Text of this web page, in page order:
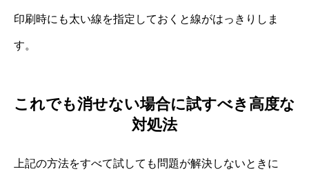
印刷時にも太い線を指定しておくと線がはっきりしま
す。
これでも消せない場合に試すべき高度な
対処法
上記の方法をすべて試しても問題が解決しないときに